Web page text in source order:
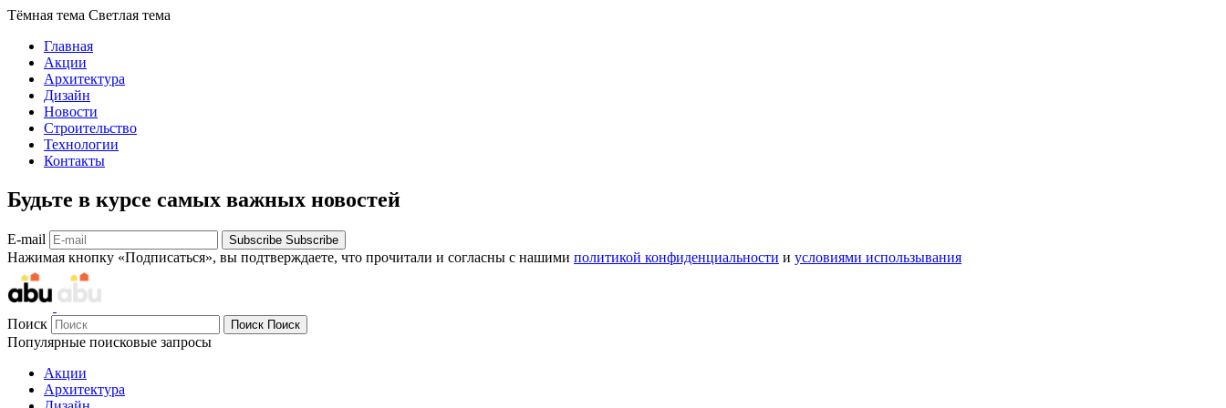
Тёмная тема Светлая тема
Главная
Акции
Архитектура
Дизайн
Новости
Строительство
Технологии
Контакты
Будьте в курсе самых важных новостей
E-mail Subscribe Subscribe
Нажимая кнопку «Подписаться», вы подтверждаете, что прочитали и согласны с нашими политикой конфиденциальности и условиями использывания
Поиск Поиск Поиск
Популярные поисковые запросы
Акции
Архитектура